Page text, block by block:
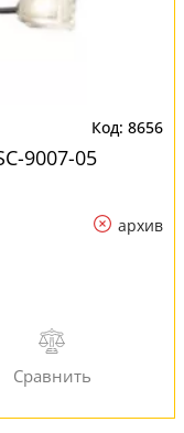
8656
9007-05
архив